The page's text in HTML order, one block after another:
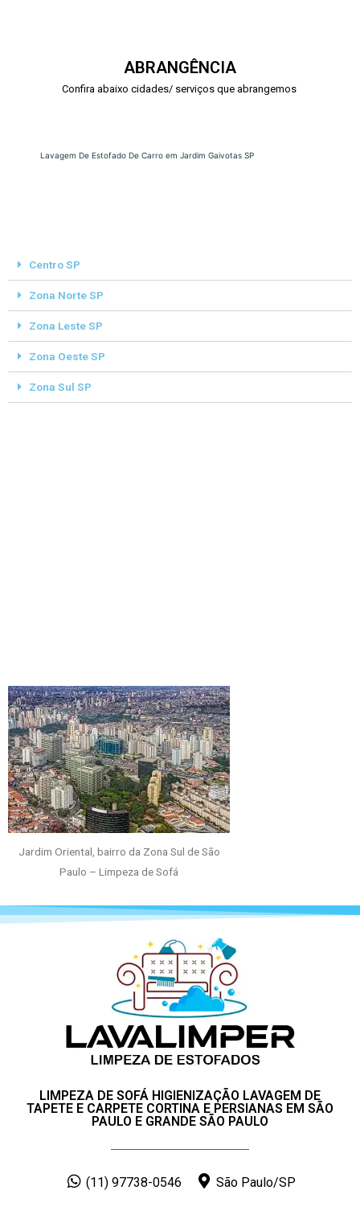
ABRANGÊNCIA
Confira abaixo cidades/ serviços que abrangemos
Lavagem De Estofado De Carro em Jardim Gaivotas SP
Centro SP
Zona Norte SP
Zona Leste SP
Zona Oeste SP
Zona Sul SP
Jardim Oriental, bairro da Zona Sul de São
Paulo – Limpeza de Sofá
LIMPEZA DE SOFÁ HIGIENIZAÇÃO LAVAGEM DE
TAPETE E CARPETE CORTINA E PERSIANAS EM SÃO
PAULO E GRANDE SÃO PAULO
(11) 97738-0546 São Paulo/SP